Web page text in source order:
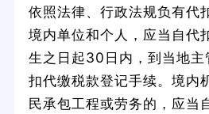
依照法律、行政法规负有代
境内单位和个人，应当自代
生之日起30日内，到当地主
扣代缴税款登记手续。境内
民承包工程或劳务的，应当